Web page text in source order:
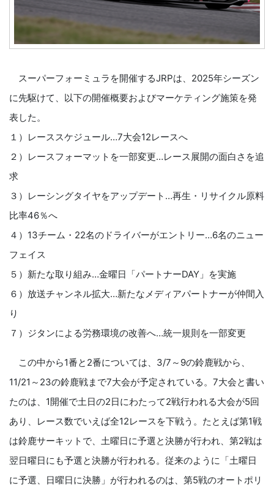
スーパーフォーミュラを開催するJRPは、2025年シーズン
に先駆けて、以下の開催概要およびマーケティング施策を発
表した。
１）レーススケジュール…7大会12レースへ
２）レースフォーマットを一部変更…レース展開の面白さを追
求
３）レーシングタイヤをアップデート…再生・リサイクル原料
比率46％へ
４）13チーム・22名のドライバーがエントリー…6名のニュー
フェイス
５）新たな取り組み…金曜日「パートナーDAY」を実施
６）放送チャンネル拡大…新たなメディアパートナーが仲間入
り
７）ジタンによる労務環境の改善へ…統一規則を一部変更
この中から1番と2番については、3/7～9の鈴鹿戦から、
11/21～23の鈴鹿戦まで7大会が予定されている。7大会と書い
たのは、1開催で土日の2日にわたって2戦行われる大会が5回
あり、レース数でいえば全12レースを下戦う。たとえば第1戦
は鈴鹿サーキットで、土曜日に予選と決勝が行われ、第2戦は
翌日曜日にも予選と決勝が行われる。従来のように「土曜日
に予選、日曜日に決勝」が行われるのは、第5戦のオートポリ